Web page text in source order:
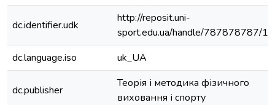
dc.identifier.udk
http://reposit.uni-
sport.edu.ua/handle/787878787/
dc.language.iso
uk_UA
dc.publisher
Теорія і методика фізичного
виховання і спорту